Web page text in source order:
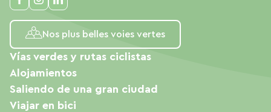
Nos plus belles voies vertes
Vías verdes y rutas ciclistas
Alojamientos
Saliendo de una gran ciudad
Viajar en bici